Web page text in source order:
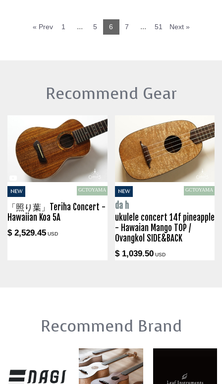
« Prev 1 ... 5 6 7 ... 51 Next »
Recommend Gear
NEW GCTOYAMA
「照り葉」Teriha Concert -
Hawaiian Koa 5A
$ 2,529.45 USD
NEW GCTOYAMA
da h
ukulele concert 14f pineapple
- Hawaian Mango TOP /
Ovangkol SIDE&BACK
$ 1,039.50USD
Recommend Brand